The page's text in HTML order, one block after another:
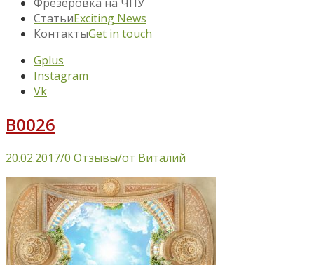
СтатьиExciting News
КонтактыGet in touch
Gplus
Instagram
Vk
B0026
20.02.2017/0 Отзывы/от Виталий